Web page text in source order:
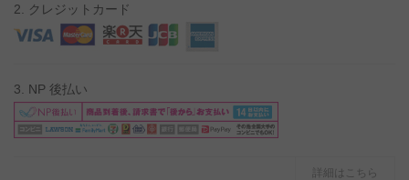
2. クレジットカード
3. NP 後払い
詳細はこちら